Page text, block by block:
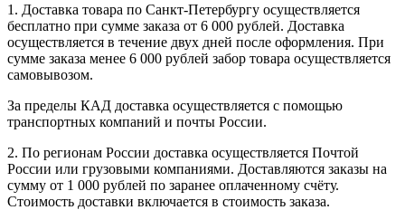
1. Доставка товара по Санкт-Петербургу осуществляется
бесплатно при сумме заказа от 6 000 рублей. Доставка
осуществляется в течение двух дней после оформления. При
сумме заказа менее 6 000 рублей забор товара осуществляется
самовывозом.
За пределы КАД доставка осуществляется с помощью
транспортных компаний и почты России.
2. По регионам России доставка осуществляется Почтой
России или грузовыми компаниями. Доставляются заказы на
сумму от 1 000 рублей по заранее оплаченному счёту.
Стоимость доставки включается в стоимость заказа.